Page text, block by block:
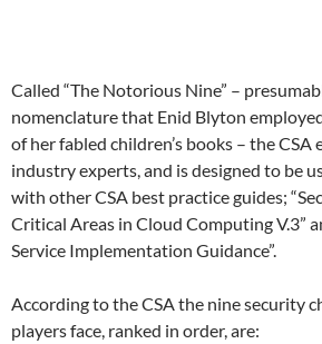
Called “The Notorious Nine” –
nomenclature that Enid Blyton
of her fabled children’s books – the
industry experts, and is designed to be
with other CSA best practice guides;
Critical Areas in Cloud Computing V.3”
Service Implementation Guidance”.
According to the CSA the nine security
players face, ranked in order, are: